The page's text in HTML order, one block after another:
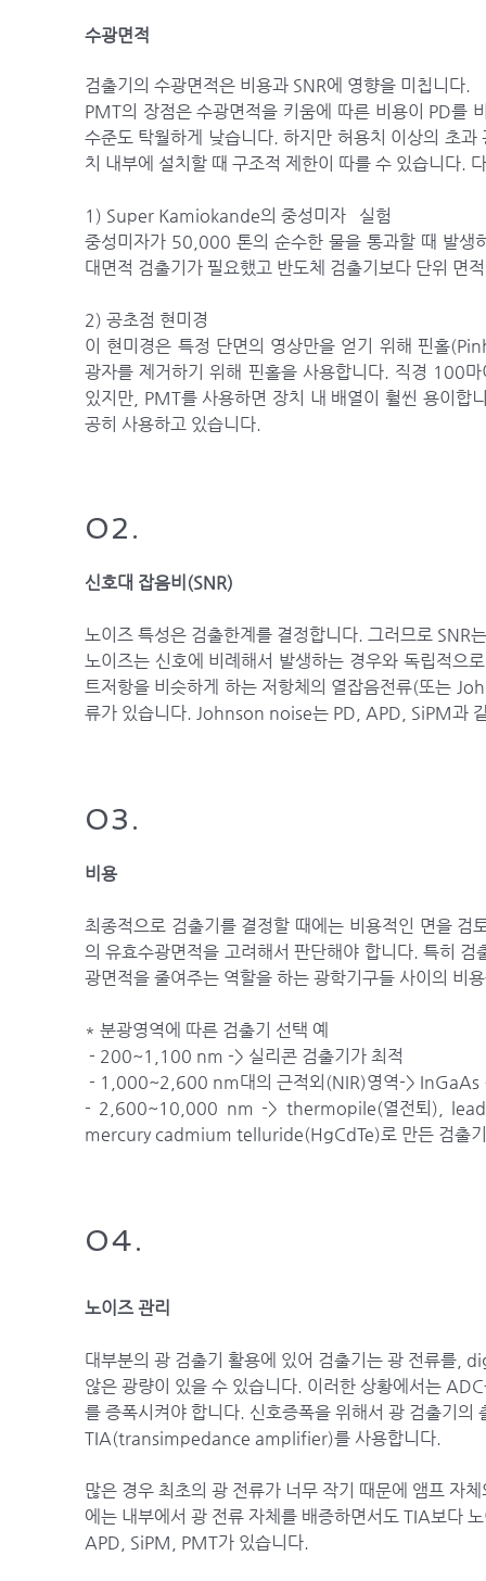
수광면적
검출기의 수광면적은 비용과 SNR에 영향을 미칩니다.
PMT의 장점은 수광면적을 키움에 따른 비용이 PD를
수준도 탁월하게 낮습니다. 하지만 허용치 이상의 초
치 내부에 설치할 때 구조적 제한이 따를 수 있습니다.
1) Super Kamiokande의 중성미자 실험
중성미자가 50,000 톤의 순수한 물을 통과할 때 발생
대면적 검출기가 필요했고 반도체 검출기보다 단위 면
2) 공초점 현미경
이 현미경은 특정 단면의 영상만을 얻기 위해 핀홀
광자를 제거하기 위해 핀홀을 사용합니다. 직경 100
있지만, PMT를 사용하면 장치 내 배열이 훨씬 용이
공히 사용하고 있습니다.
02.
신호대 잡음비(SNR)
노이즈 특성은 검출한계를 결정합니다. 그러므로 SNR
노이즈는 신호에 비례해서 발생하는 경우와 독립적으
트저항을 비슷하게 하는 저항체의 열잡음전류(또는
류가 있습니다. Johnson noise는 PD, APD, SiPM과
03.
비용
최종적으로 검출기를 결정할 때에는 비용적인 면을
의 유효수광면적을 고려해서 판단해야 합니다. 특히
광면적을 줄여주는 역할을 하는 광학기구들 사이의 비
* 분광영역에 따른 검출기 선택 예
- 200~1,100 nm -> 실리콘 검출기가 최적
- 1,000~2,600 nm대의 근적외(NIR)영역-> InGaAs
- 2,600~10,000 nm -> thermopile(열전퇴),
mercury cadmium telluride(HgCdTe)로 만든 검출
04.
노이즈 관리
대부분의 광 검출기 활용에 있어 검출기는 광 전류를,
않은 광량이 있을 수 있습니다. 이러한 상황에서는
를 증폭시켜야 합니다. 신호증폭을 위해서 광 검출기의
TIA(transimpedance amplifier)를 사용합니다.
많은 경우 최초의 광 전류가 너무 작기 때문에 앰프 자
에는 내부에서 광 전류 자체를 배증하면서도 TIA보다
APD, SiPM, PMT가 있습니다.